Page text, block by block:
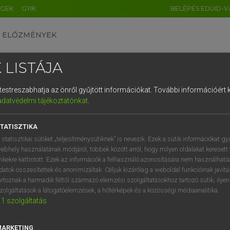
GYIK BELÉPÉS EDUID-
ELŐZMÉNYEK
szótár
VAN ELŐFIZETÉSED?
megtekintéséhez.
LISTÁJA
az önről gyűjtött információkat. További információért
tájékoztatónkat.
statisztikai sütiket „teljesítménysütiknek” is nevezik. Ezek a sütik információkat
használatának módjáról, többek között arról, hogy milyen oldalakat keresett
kattintott. Ezek az információk a felhasználó azonosítására nem
összesítettek és anonimizáltak. Céljuk kizárólag a weboldal funkcióinak
a harmadik féltől származó elemzési szolgáltatásokhoz tartozó sütik;
a látogatóelemzések, a hőtérképek és a közösségi médiaanalitika.
1 szolgáltatás
DE CN FR ES IT NL
1 2 3 4 5 6 7 8 9
q w e r t z u i
a s d f g h j k l é
í y x c v b n m , .